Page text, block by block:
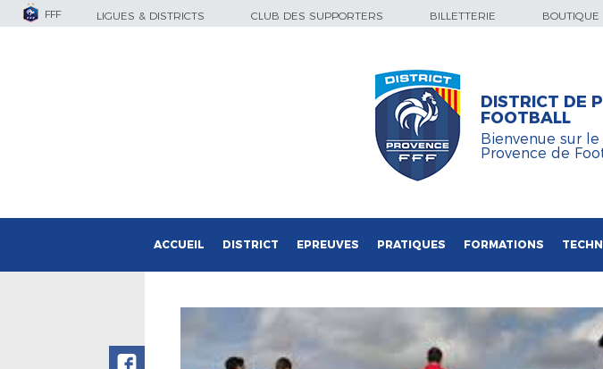
FFF LIGUES & DISTRICTS CLUB DES SUPPORTERS BILLETTERIE BOUTIQUE
DISTRICT DE
FOOTBALL
Bienvenue sur
Provence de
ACCUEIL DISTRICT EPREUVES PRATIQUES FORMATIONS